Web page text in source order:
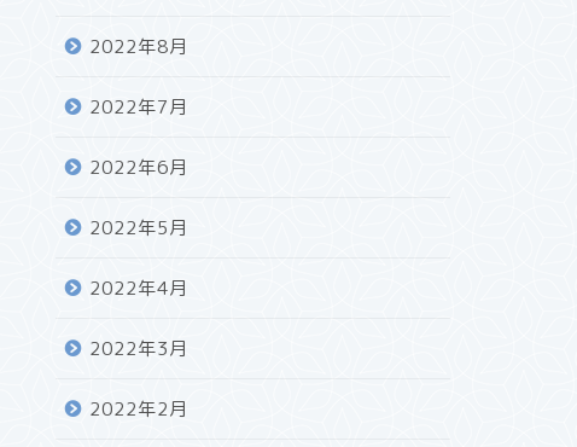
2022年8月
2022年7月
2022年6月
2022年5月
2022年4月
2022年3月
2022年2月